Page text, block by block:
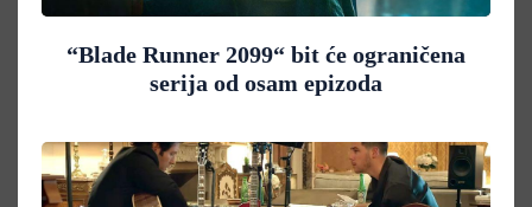
“Blade Runner 2099“ bit će ograničena
serija od osam epizoda